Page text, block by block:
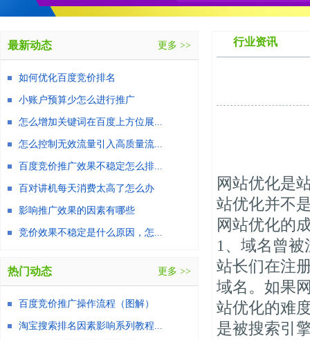
行业资讯
网站优化是
站优化并不
网站优化的
1、域名曾被
站长们在注
域名。如果
站优化的难
是被搜索引
最新动态 更多 >>
如何优化百度竞价排名
小账户预算少怎么进行推广
怎么增加关键词在百度上方位展...
怎么控制无效流量引入高质量流...
百度竞价推广效果不稳定怎么排...
百对讲机每天消费太高了怎么办
影响推广效果的因素有哪些
竞价效果不稳定是什么原因，怎...
热门动态 更多 >>
百度竞价推广操作流程（图解）
淘宝搜索排名因素影响系列教程...